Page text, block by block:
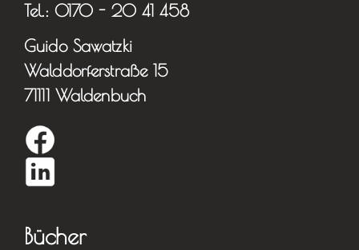
Tel.: 0170 - 20 41 458
Guido Sawatzki
Walddorferstraße 15
71111 Waldenbuch
Bücher